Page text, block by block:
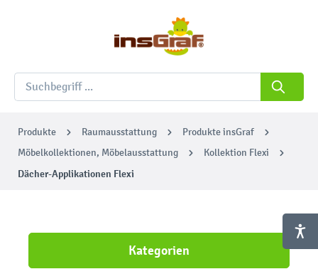
Produkte Raumausstattung
Produkte insGraf
Möbelkollektionen, Möbelausstattung
Kollektion Flexi
Dächer-Applikationen Flexi
Kategorien